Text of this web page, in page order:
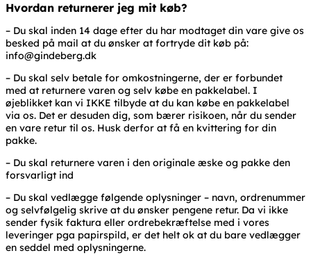
Hvordan returnerer jeg mit køb?
– Du skal inden 14 dage efter du har modtaget din vare give os
besked på mail at du ønsker at fortryde dit køb på:
info@gindeberg.dk
– Du skal selv betale for omkostningerne, der er forbundet
med at returnere varen og selv købe en pakkelabel. I
øjeblikket kan vi IKKE tilbyde at du kan købe en pakkelabel
via os. Det er desuden dig, som bærer risikoen, når du sender
en vare retur til os. Husk derfor at få en kvittering for din
pakke.
– Du skal returnere varen i den originale æske og pakke den
forsvarligt ind
– Du skal vedlægge følgende oplysninger – navn, ordrenummer
og selvfølgelig skrive at du ønsker pengene retur. Da vi ikke
sender fysik faktura eller ordrebekræftelse med i vores
leveringer pga papirspild, er det helt ok at du bare vedlægger
en seddel med oplysningerne.